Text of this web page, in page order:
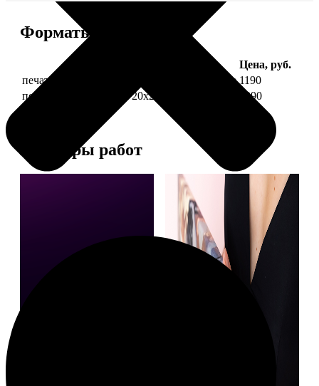
Форматы и цены
Цена, руб.
печать фото на холсте 20х20 на подрамнике 1190
печать фото на холсте 20х20 в раме
3990
Примеры работ